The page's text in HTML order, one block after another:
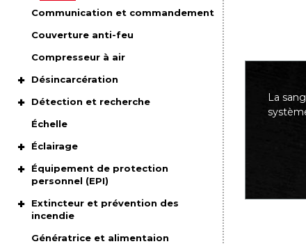
Communication et commandement
Couverture anti-feu
Compresseur à air
Désincarcération
Détection et recherche
Échelle
Éclairage
Équipement de protection
personnel (EPI)
Extincteur et prévention des
incendie
Génératrice et alimentaion
La